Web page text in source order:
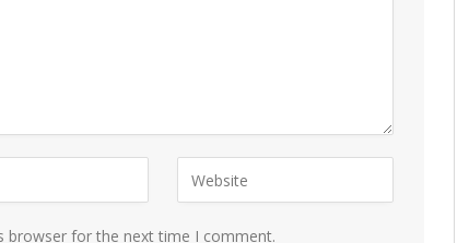
browser for the next time I comment.